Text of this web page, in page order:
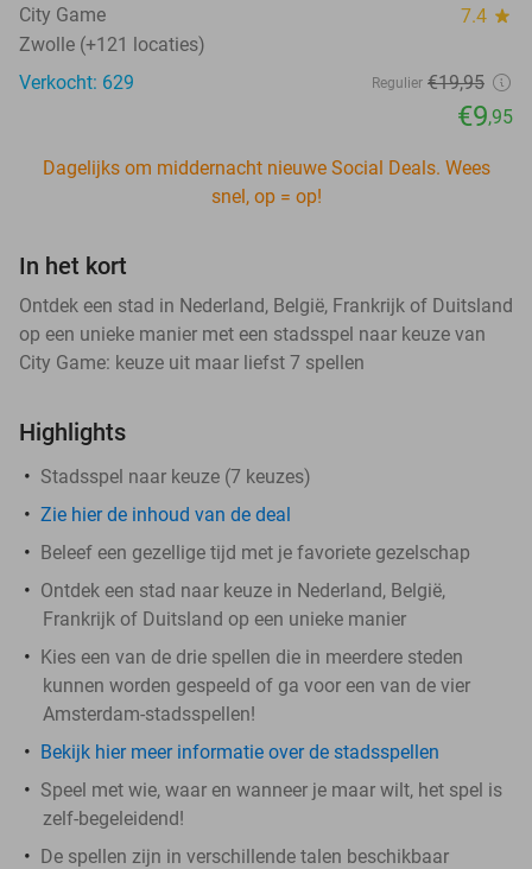
City Game 7.4 star
Zwolle (+121 locaties)
Verkocht: 629
Regulier €19,95
€9,95
Dagelijks om middernacht nieuwe Social Deals. Wees
snel, op = op!
In het kort
Ontdek een stad in Nederland, België, Frankrijk of Duitsland
op een unieke manier met een stadsspel naar keuze van
City Game: keuze uit maar liefst 7 spellen
Highlights
Stadsspel naar keuze (7 keuzes)
Zie hier de inhoud van de deal
Beleef een gezellige tijd met je favoriete gezelschap
Ontdek een stad naar keuze in Nederland, België,
Frankrijk of Duitsland op een unieke manier
Kies een van de drie spellen die in meerdere steden
kunnen worden gespeeld of ga voor een van de vier
Amsterdam-stadsspellen!
Bekijk hier meer informatie over de stadsspellen
Speel met wie, waar en wanneer je maar wilt, het spel is
zelf-begeleidend!
De spellen zijn in verschillende talen beschikbaar